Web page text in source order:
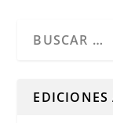
EDICIONES